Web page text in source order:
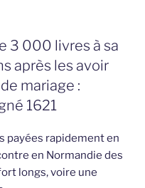
3 000 livres à sa
après les avoir
mariage :
1621
payées rapidement en
en Normandie des
longs, voire une